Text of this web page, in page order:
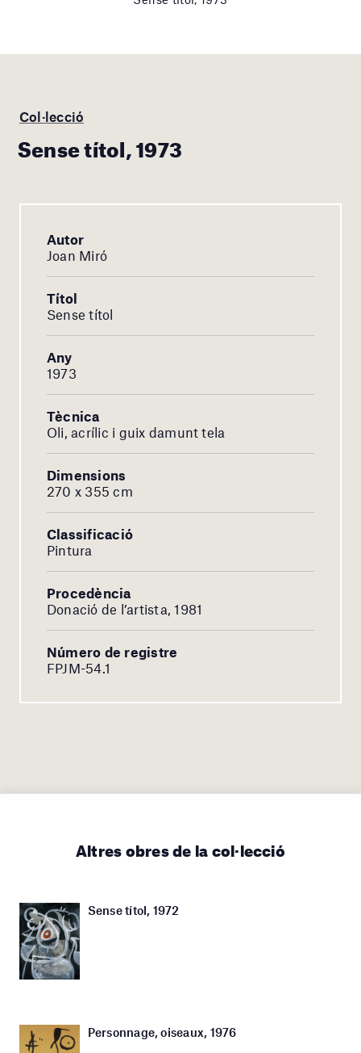
Col·lecció
Sense títol, 1973
Autor
Joan Miró
Títol
Sense títol
Any
1973
Tècnica
Oli, acrílic i guix damunt tela
Dimensions
270 x 355 cm
Classificació
Pintura
Procedència
Donació de l’artista, 1981
Número de registre
FPJM-54.1
Altres obres de la col·lecció
Sense títol, 1972
Personnage, oiseaux, 1976